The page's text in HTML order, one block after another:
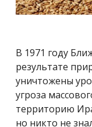
В 1971 году
результате
уничтожены
угроза
территорию
но никто не